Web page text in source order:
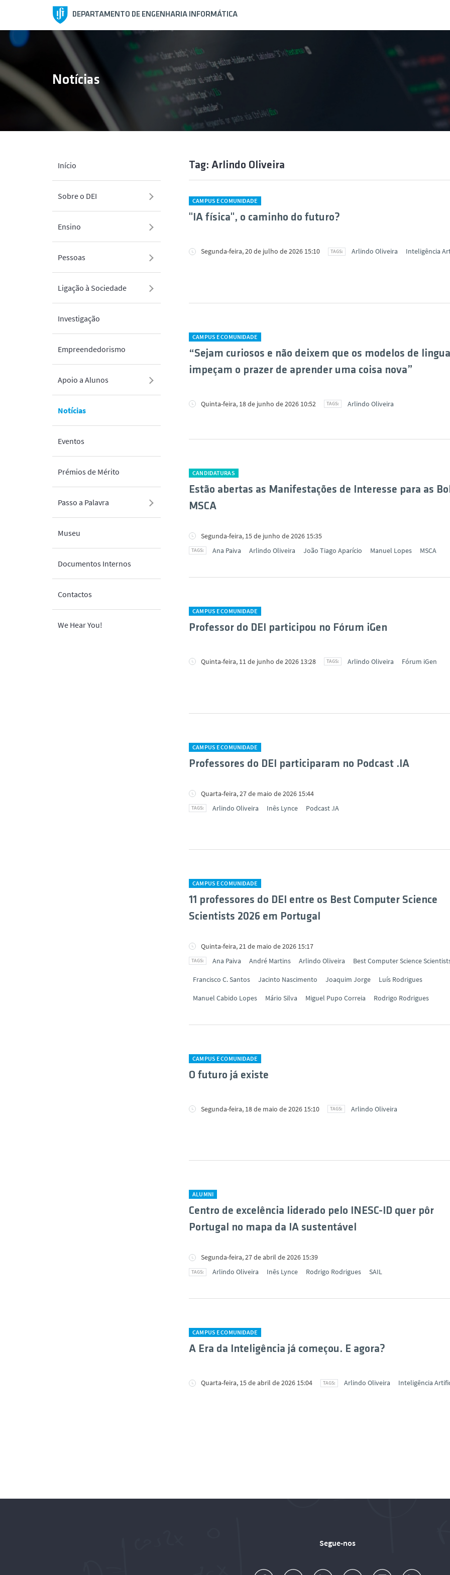
DEPARTAMENTO DE ENGENHARIA INFORMÁTICA
Início
Sobre o DEI
Ensino
Pessoas
Ligação à Sociedade
Investigação
Empreendedorismo
Apoio a Alunos
Notícias
Eventos
Prémios de Mérito
Passo a Palavra
Museu
Documentos Internos
Contactos
We Hear You!
Notícias
Tag: Arlindo Oliveira
CAMPUS E COMUNIDADE
"IA física", o caminho do futuro?
Segunda-feira, 20 de julho de 2026 15:10 Arlindo Oliveira Inteligência
CAMPUS E COMUNIDADE
“Sejam curiosos e não deixem que os modelos de
impeçam o prazer de aprender uma coisa nova”
Quinta-feira, 18 de junho de 2026 10:52 Arlindo Oliveira
CANDIDATURAS
Estão abertas as Manifestações de Interesse para as
MSCA
Segunda-feira, 15 de junho de 2026 15:35
Ana Paiva
Arlindo Oliveira João Tiago Aparício Manuel Lopes MSCA
CAMPUS E COMUNIDADE
Professor do DEI participou no Fórum iGen
Quinta-feira, 11 de junho de 2026 13:28 Arlindo Oliveira Fórum iGen
CAMPUS E COMUNIDADE
Professores do DEI participaram no Podcast .IA
Quarta-feira, 27 de maio de 2026 15:44
Arlindo Oliveira
Inês Lynce Podcast .IA
CAMPUS E COMUNIDADE
11 professores do DEI entre os Best Computer Science
Scientists 2026 em Portugal
Quinta-feira, 21 de maio de 2026 15:17
Ana Paiva
André Martins Arlindo Oliveira Best Computer Science
Francisco C. Santos Jacinto Nascimento Joaquim Jorge Luís Rodrigues
Manuel Cabido Lopes Mário Silva Miguel Pupo Correia Rodrigo Rodrigues
CAMPUS E COMUNIDADE
O futuro já existe
Segunda-feira, 18 de maio de 2026 15:10 Arlindo Oliveira
ALUMNI
Centro de excelência liderado pelo INESC-ID quer pôr
Portugal no mapa da IA sustentável
Segunda-feira, 27 de abril de 2026 15:39
Arlindo Oliveira
Inês Lynce Rodrigo Rodrigues SAIL
CAMPUS E COMUNIDADE
A Era da Inteligência já começou. E agora?
Quarta-feira, 15 de abril de 2026 15:04 Arlindo Oliveira Inteligência
Segue-nos